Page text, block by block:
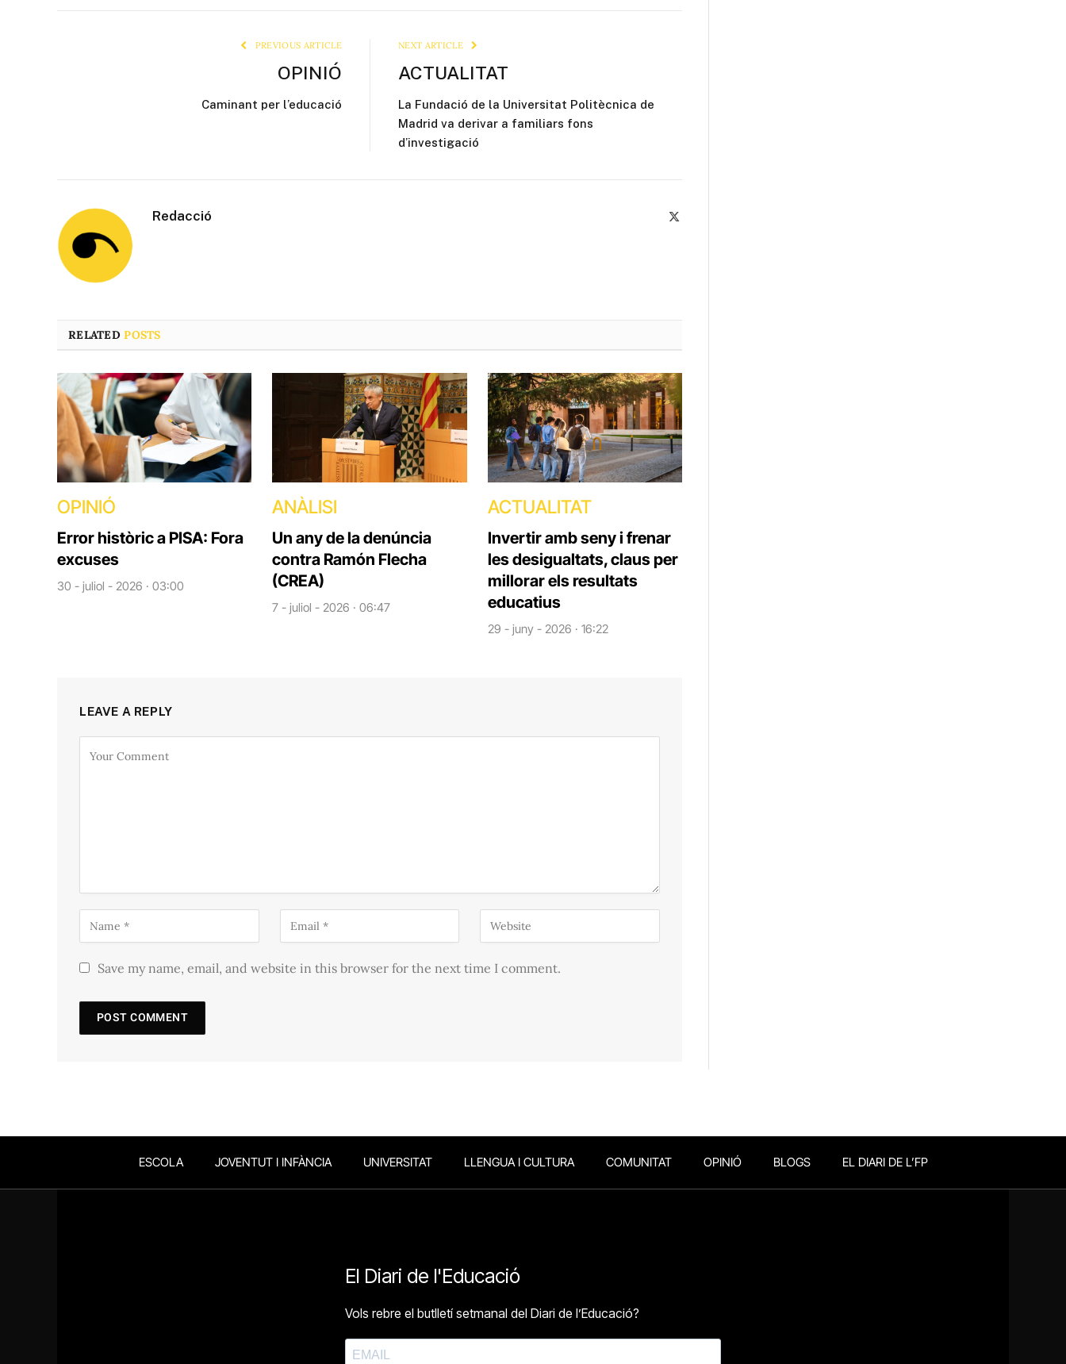
PREVIOUS ARTICLE
OPINIÓ
Caminant per l’educació
NEXT ARTICLE
ACTUALITAT
La Fundació de la Universitat Politècnica de
Madrid va derivar a familiars fons
d’investigació
Redacció
RELATEDPOSTS
OPINIÓ
Error històric a PISA: Fora
excuses
30 - juliol - 2026 · 03:00
ANÀLISI
Un any de la denúncia
contra Ramón Flecha
(CREA)
7 - juliol - 2026 · 06:47
ACTUALITAT
Invertir amb seny i frenar
les desigualtats, claus per
millorar els resultats
educatius
29 - juny - 2026 · 16:22
LEAVE A REPLY
Save my name, email, and website in this browser for the next time I comment.
ESCOLA JOVENTUT I INFÀNCIA UNIVERSITAT LLENGUA I CULTURA COMUNITAT OPINIÓ BLOGS EL DIARI DE L’FP